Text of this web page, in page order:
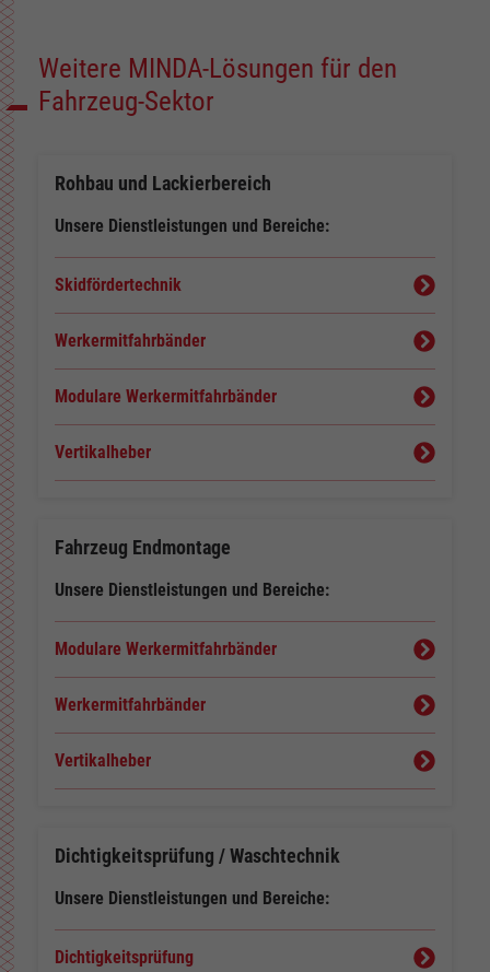
Weitere MINDA-Lösungen für den
Fahrzeug-Sektor
Rohbau und Lackierbereich
Unsere Dienstleistungen und Bereiche:
Skidfördertechnik
Werkermitfahrbänder
Modulare Werkermitfahrbänder
Vertikalheber
Fahrzeug Endmontage
Unsere Dienstleistungen und Bereiche:
Modulare Werkermitfahrbänder
Werkermitfahrbänder
Vertikalheber
Dichtigkeitsprüfung / Waschtechnik
Unsere Dienstleistungen und Bereiche:
Dichtigkeitsprüfung